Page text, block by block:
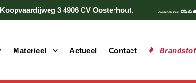
Koopvaardijweg 3 4906 CV Oosterhout.
Materieel Actueel Contact Brandstof